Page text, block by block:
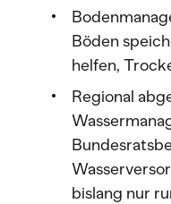
Böden
helfen,
Regional
bislang nur